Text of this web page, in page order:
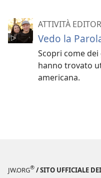
ATTIVITÀ
Vedo la
Scopri come
hanno trovato
americana.
JW.ORG® / SITO UFFICIALE